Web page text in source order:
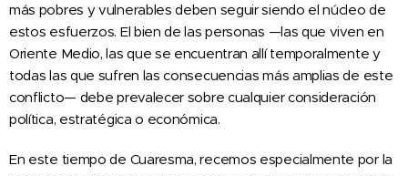
más pobres y vulnerables deben seguir siendo el núcleo de
estos esfuerzos. El bien de las personas —las que viven en
Oriente Medio, las que se encuentran allí temporalmente y
todas las que sufren las consecuencias más amplias de este
conflicto— debe prevalecer sobre cualquier consideración
política, estratégica o económica.
En este tiempo de Cuaresma, recemos especialmente por la